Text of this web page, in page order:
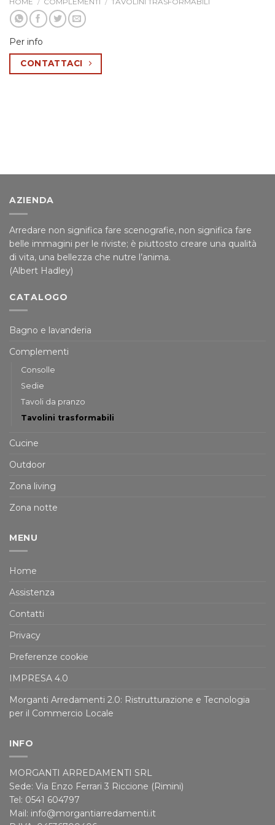
Per info
CONTATTACI
AZIENDA
Arredare non significa fare scenografie, non significa fare
belle immagini per le riviste; è piuttosto creare una qualità
di vita, una bellezza che nutre l’anima.
(Albert Hadley)
CATALOGO
Bagno e lavanderia
Complementi
Consolle
Sedie
Tavoli da pranzo
Tavolini trasformabili
Cucine
Outdoor
Zona living
Zona notte
MENU
Home
Assistenza
Contatti
Privacy
Preferenze cookie
IMPRESA 4.0
Morganti Arredamenti 2.0: Ristrutturazione e Tecnologia
per il Commercio Locale
INFO
MORGANTI ARREDAMENTI SRL
Sede: Via Enzo Ferrari 3 Riccione (Rimini)
Tel: 0541 604797
Mail: info@morgantiarredamenti.it